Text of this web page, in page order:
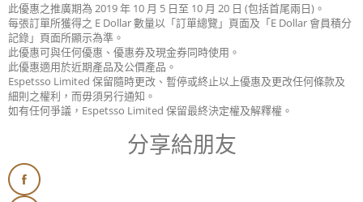
此優惠之推廣期為 2019 年 10 月 5 日至 10 月 20 日 (包括首尾兩日)。
每張訂單所獲得之 E Dollar 數量以「訂單總覽」頁面及「E Dollar 會員積分
記錄」頁面所顯示為準。
此優惠可與任何優惠、優惠券及現金券同時使用。
此優惠適用於近期產品及公價產品。
Espetsso Limited 保留隨時更改、暫停或終止以上優惠及更改任何條款及
細則之權利，而毋須另行通知。
如有任何爭議，Espetsso Limited 保留最終決定權及解釋權。
分享給朋友